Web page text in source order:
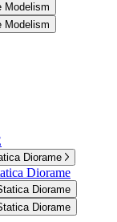
Modelism
Modelism
Diorame
Diorame
Diorame
Diorame